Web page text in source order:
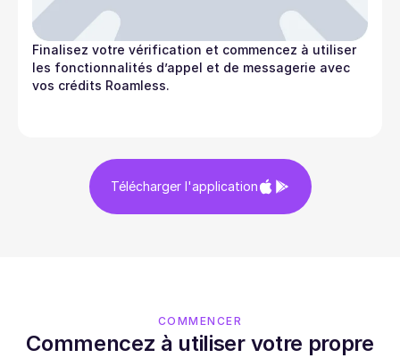
Finalisez votre vérification et commencez à utiliser
les fonctionnalités d’appel et de messagerie avec
vos crédits Roamless.
Télécharger l'application
COMMENCER
Commencez à utiliser votre propre